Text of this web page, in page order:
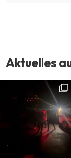
Aktuelles